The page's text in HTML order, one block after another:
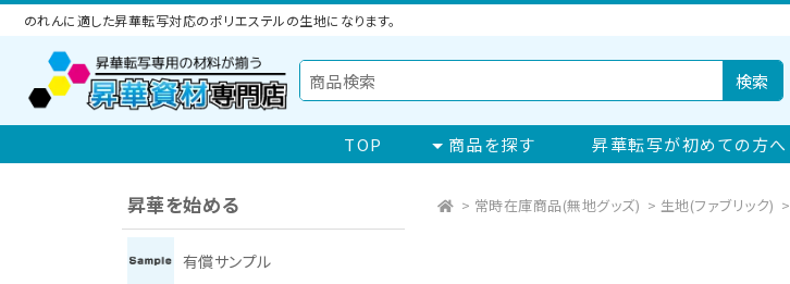
のれんに適した昇華転写対応のポリエステルの生地になります。
TOP 商品を探す 昇華転写が初めての方へ
> 常時在庫商品(無地グッズ) > 生地(ファブリック) >
昇華を始める
有償サンプル